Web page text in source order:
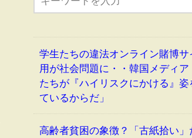
学生たちの違法オンライン賭博サ
用が社会問題に・・韓国メディア
たちが『ハイリスクにかける』姿
ているからだ」
高齢者貧困の象徴？「古紙拾い」